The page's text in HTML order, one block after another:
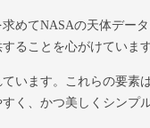
めてNASAの天体デー
ることを心がけています
います。これらの要素
、かつ美しくシンプ